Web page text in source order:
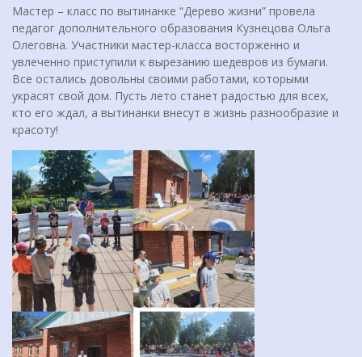
Мастер – класс по вытинанке “Дерево жизни” провела
педагог дополнительного образования Кузнецова Ольга
Олеговна. Участники мастер-класса восторженно и
увлеченно приступили к вырезанию шедевров из бумаги.
Все остались довольны своими работами, которыми
украсят свой дом. Пусть лето станет радостью для всех,
кто его ждал, а вытинанки внесут в жизнь разнообразие и
красоту!